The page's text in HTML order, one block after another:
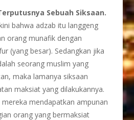
Sebuah Siksaan.
bahwa adzab itu langgeng
orang munafik dengan
(yang besar). Sedangkan jika
seorang muslim yang
maka lamanya siksaan
maksiat yang dilakukannya.
mendapatkan ampunan
orang yang bermaksiat